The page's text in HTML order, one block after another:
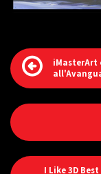
iMasterArt
I Like 3D